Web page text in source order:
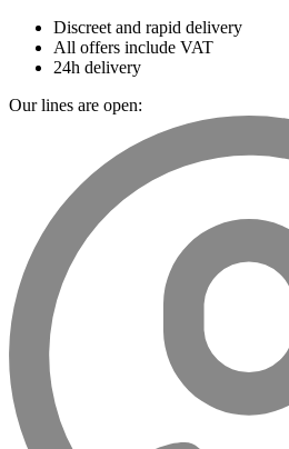
Discreet and rapid delivery
All offers include VAT
24h delivery
Our lines are open: